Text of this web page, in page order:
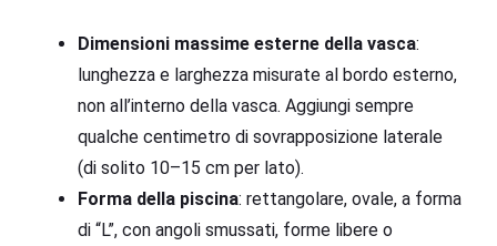
Dimensioni massime esterne della vasca:
lunghezza e larghezza misurate al bordo esterno,
non all’interno della vasca. Aggiungi sempre
qualche centimetro di sovrapposizione laterale
(di solito 10–15 cm per lato).
Forma della piscina: rettangolare, ovale, a forma
di “L”, con angoli smussati, forme libere o